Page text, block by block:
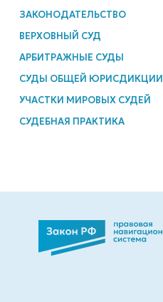
ЗАКОНОДАТЕЛЬСТВО
ВЕРХОВНЫЙ СУД
АРБИТРАЖНЫЕ СУДЫ
СУДЫ ОБЩЕЙ ЮРИСДИКЦИИ
УЧАСТКИ МИРОВЫХ СУДЕЙ
СУДЕБНАЯ ПРАКТИКА